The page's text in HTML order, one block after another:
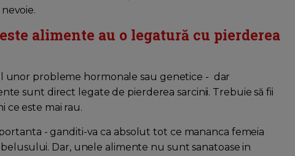
alimente au o legatură cu pierderea
probleme hormonale sau genetice - dar
sunt direct legate de pierderea sarcinii. Trebuie să fii
ce este mai rau.
- ganditi-va ca absolut tot ce mananca femeia
Dar, unele alimente nu sunt sanatoase in